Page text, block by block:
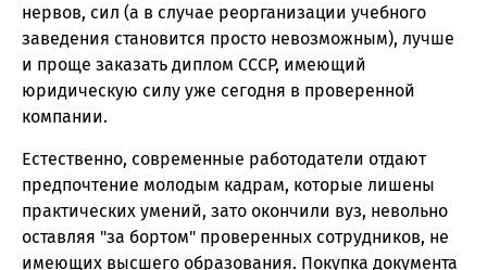
нервов, сил (а в случае реорганизации учебного
заведения становится просто невозможным), лучше
и проще заказать диплом СССР, имеющий
юридическую силу уже сегодня в проверенной
компании.
Естественно, современные работодатели отдают
предпочтение молодым кадрам, которые лишены
практических умений, зато окончили вуз, невольно
оставляя "за бортом" проверенных сотрудников, не
имеющих высшего образования. Покупка документа